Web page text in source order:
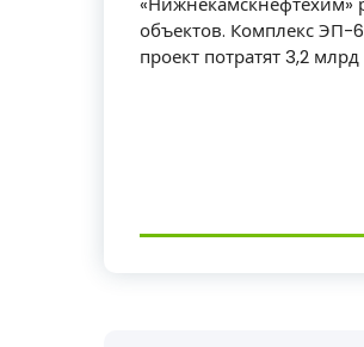
объектов. Комплекс ЭП-
проект потратят 3,2